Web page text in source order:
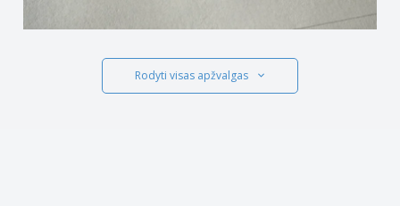
Rodyti visas apžvalgas